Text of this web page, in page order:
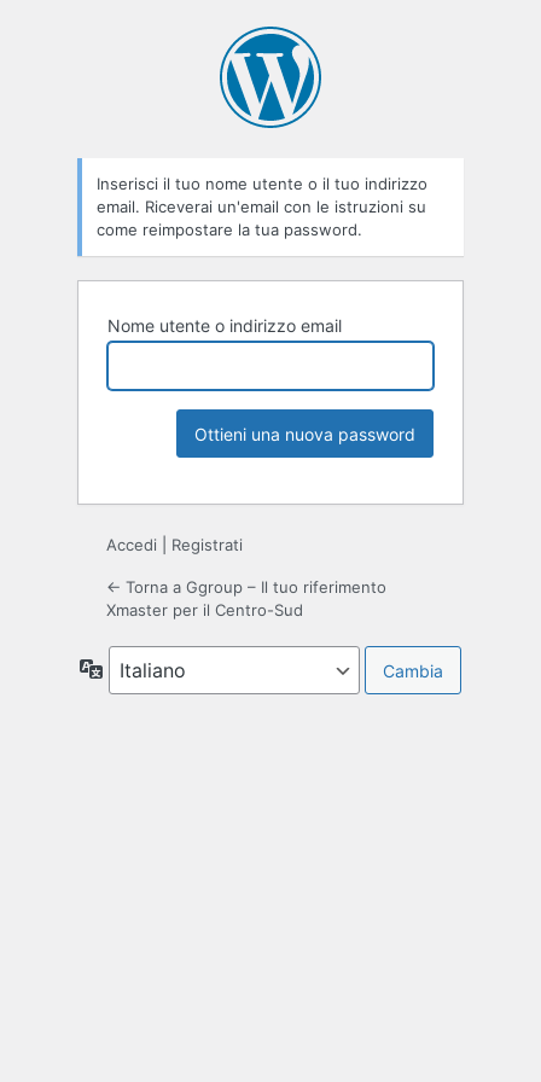
Inserisci il tuo nome utente o il tuo indirizzo
email. Riceverai un'email con le istruzioni su
come reimpostare la tua password.
Nome utente o indirizzo email
Accedi Registrati
← Torna a Ggroup – Il tuo riferimento
Xmaster per il Centro-Sud
Lingua